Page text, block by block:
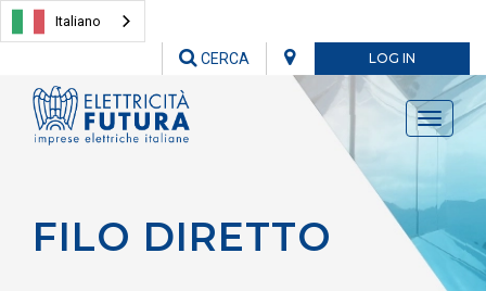
Italiano
LOG IN
CERCA
Toggle
FILO DIRETTO